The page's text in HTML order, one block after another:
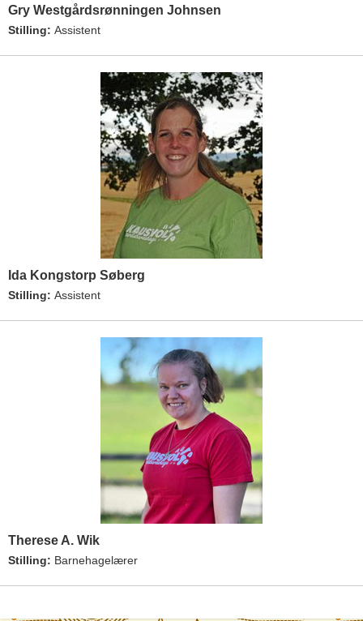
Gry Westgårdsrønningen Johnsen
Stilling: Assistent
Ida Kongstorp Søberg
Stilling: Assistent
Therese A. Wik
Stilling: Barnehagelærer